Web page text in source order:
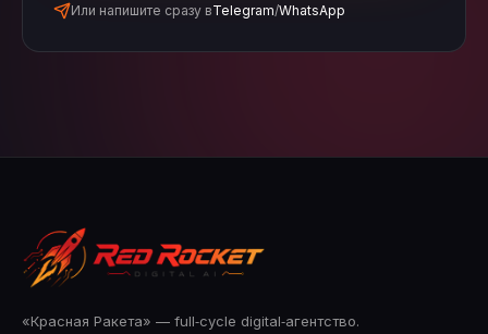
Или напишите сразу вTelegram/WhatsApp
«Красная Ракета» — full‑cycle digital‑агентство.